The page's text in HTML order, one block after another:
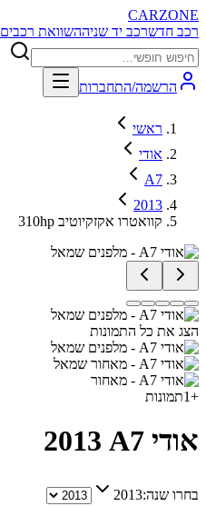
CARZONE
רכב חדשרכב יד שניההשוואת רכבים
הרשמה/התחברות
ראשי
אודי
A7
2013
קוואטרו אקזקיוטיב 310hp
הצג את כל התמונות
+
1תמונות
אודי A7 2013
בחרו שנה:2013